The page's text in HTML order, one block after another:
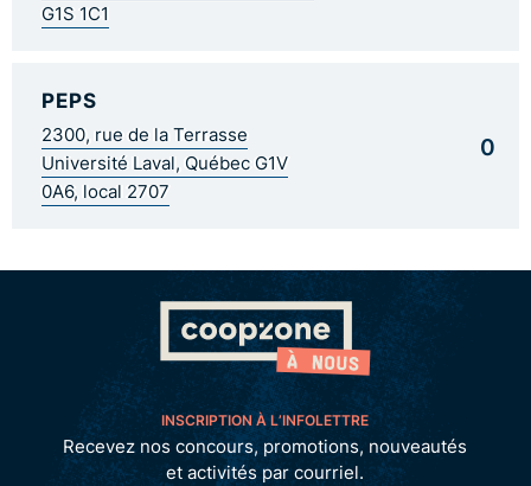
G1S 1C1
PEPS
2300, rue de la Terrasse
Université Laval, Québec G1V
0A6, local 2707
0
INSCRIPTION À L’INFOLETTRE
Recevez nos concours, promotions, nouveautés
et activités par courriel.